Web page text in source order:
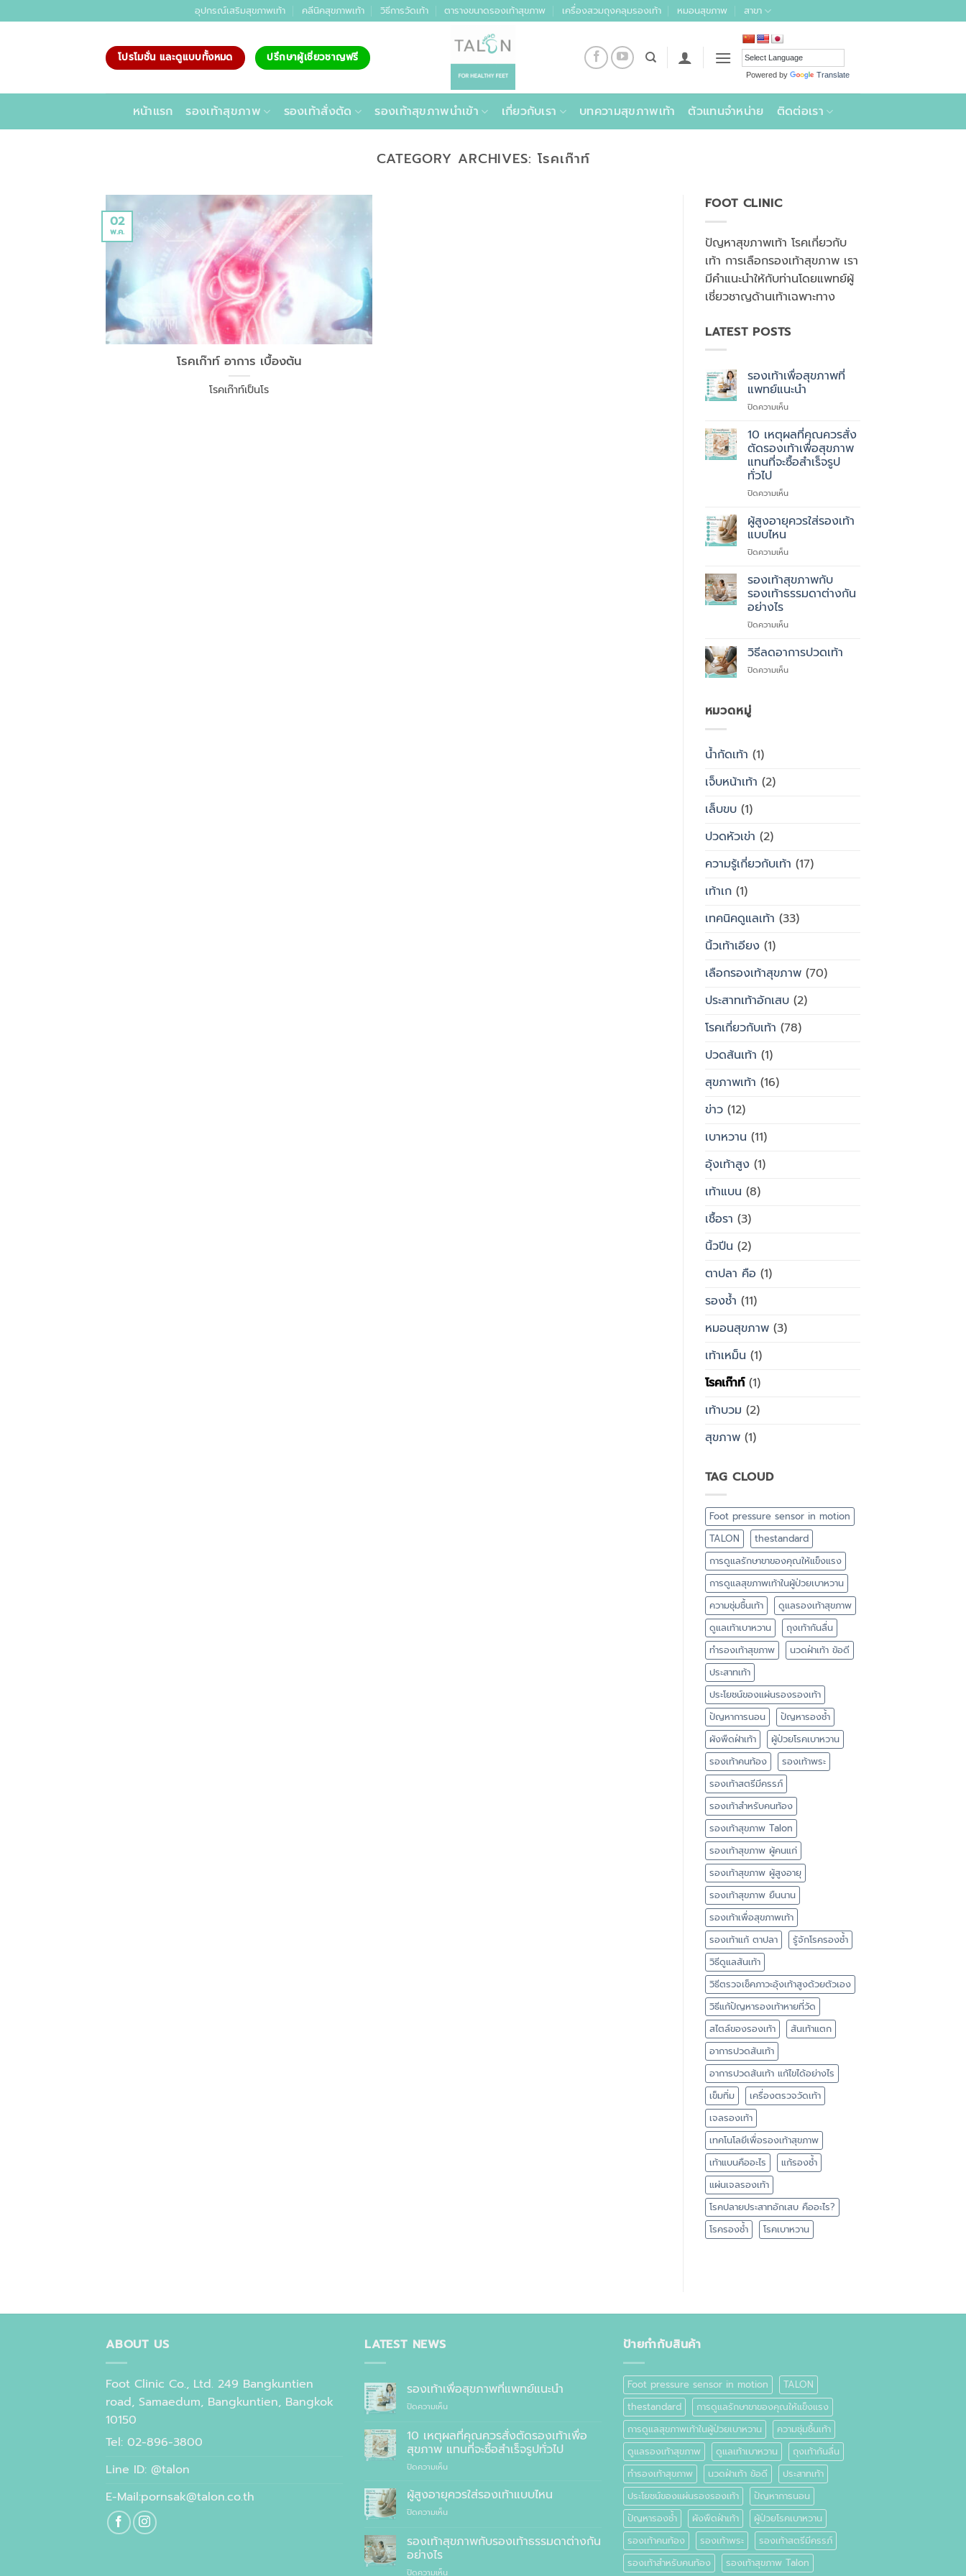
ไป
อุปกรณ์เสริมสุขภาพเท้า คลีนิคสุขภาพเท้า วิธีการวัดเท้า ตารางขนาดรองเท้าสุขภาพ เครื่องสวมถุงคลุมรองเท้า หมอนสุขภาพ สาขา
โปรโมชั่น และดูแบบทั้งหมด ปรึกษาผู้เชี่ยวชาญฟรี
Powered by Translate
หน้าแรก รองเท้าสุขภาพ รองเท้าสั่งตัด รองเท้าสุขภาพนำเข้า เกี่ยวกับเรา บทความสุขภาพเท้า ตัวแทนจำหน่าย ติดต่อเรา
CATEGORY ARCHIVES:โรคเก๊าท์
โรคเก๊าท์ อาการ เบื้องต้น
โรคเก๊าท์เป็นโร
02
พ.ค.
FOOT CLINIC
ปัญหาสุขภาพเท้า โรคเกี่ยวกับ
เท้า การเลือกรองเท้าสุขภาพ เรา
มีคำแนะนำให้กับท่านโดยแพทย์ผู้
เชี่ยวชาญด้านเท้าเฉพาะทาง
LATEST POSTS
รองเท้าเพื่อสุขภาพที่
แพทย์แนะนำ
ปิดความเห็นบน
เพื่อ
สุขภาพ
ที่
แพทย์
10 เหตุผลที่คุณควรสั่ง
ตัดรองเท้าเพื่อสุขภาพ
แทนที่จะซื้อสำเร็จรูป
ทั่วไป
ปิดความเห็นบน
เหตุผล
ที่
ควร
ตัด
รองเท้า
แทนที่
ซื้อ
ทั่วไป
ผู้สูงอายุควรใส่รองเท้า
แบบไหน
ปิดความเห็นบน
สูง
อายุ
ควร
รองเท้า
ไหน
รองเท้าสุขภาพกับ
รองเท้าธรรมดาต่างกัน
อย่างไร
ปิดความเห็นบน
สุขภาพ
รองเท้า
วิธีลดอาการปวดเท้า
ปิดความเห็นบน
หมวดหมู่
น้ำกัดเท้า (1)
เจ็บหน้าเท้า (2)
เล็บขบ(1)
ปวดหัวเข่า (2)
ความรู้เกี่ยวกับเท้า (17)
เท้าเก(1)
เทคนิคดูแลเท้า (33)
นิ้วเท้าเอียง(1)
เลือกรองเท้าสุขภาพ(70)
ประสาทเท้าอักเสบ(2)
โรคเกี่ยวกับเท้า (78)
ปวดส้นเท้า (1)
สุขภาพเท้า (16)
ข่าว(12)
เบาหวาน (11)
อุ้งเท้าสูง(1)
เท้าแบน (8)
เชื้อรา (3)
นิ้วปีน (2)
ตาปลา คือ (1)
รองช้ำ (11)
หมอนสุขภาพ(3)
เท้าเหม็น (1)
โรคเก๊าท์(1)
เท้าบวม (2)
สุขภาพ(1)
TAG CLOUD
Foot pressure sensor in motion
TALON
thestandard
การดูแลรักษาขาของคุณให้แข็งแรง
การดูแลสุขภาพเท้าในผู้ป่วยเบาหวาน
ความชุ่มชื้นเท้า
ดูแลรองเท้าสุขภาพ
ดูแลเท้าเบาหวาน
ถุงเท้ากันลื่น
ทำรองเท้าสุขภาพ
นวดฝ่าเท้า ข้อดี
ประสาทเท้า
ประโยชน์ของแผ่นรองรองเท้า
ปัญหาการนอน
ปัญหารองช้ำ
ผังพืดฝ่าเท้า
ผู้ป่วยโรคเบาหวาน
รองเท้าคนท้อง
รองเท้าพระ
รองเท้าสตรีมีครรภ์
รองเท้าสำหรับคนท้อง
รองเท้าสุขภาพ Talon
รองเท้าสุขภาพ ผู้คนแก่
รองเท้าสุขภาพ ผู้สูงอายุ
รองเท้าสุขภาพ ยืนนาน
รองเท้าเพื่อสุขภาพเท้า
รองเท้าแก้ ตาปลา
รู้จักโรครองช้ำ
วิธีดูแลส้นเท้า
วิธีตรวจเช็คภาวะอุ้งเท้าสูงด้วยตัวเอง
วิธีแก้ปัญหารองเท้าหายที่วัด
สไตล์ของรองเท้า
ส้นเท้าแตก
อาการปวดส้นเท้า
อาการปวดส้นเท้า แก้ไขได้อย่างไร
เข็มทิ่ม
เครื่องตรวจวัดเท้า
เจลรองเท้า
เทคโนโลยีเพื่อรองเท้าสุขภาพ
เท้าแบนคืออะไร
แก้รองช้ำ
แผ่นเจลรองเท้า
โรคปลายประสาทอักเสบ คืออะไร?
โรครองช้ำ
โรคเบาหวาน
ABOUT US
Foot Clinic Co., Ltd. 249 Bangkuntien
road, Samaedum, Bangkuntien, Bangkok
10150
Tel: 02-896-3800
Line ID: @talon
E-Mail:pornsak@talon.co.th
LATEST NEWS
รองเท้าเพื่อสุขภาพที่แพทย์แนะนำ
ปิดความเห็นบน
เพื่อ
สุขภาพ
ที่
แพทย์
10 เหตุผลที่คุณควรสั่งตัดรองเท้าเพื่อ
สุขภาพ แทนที่จะซื้อสำเร็จรูปทั่วไป
ปิดความเห็นบน
เหตุผล
คุณ
สั่ง
ตัด
ผู้สูงอายุควรใส่รองเท้าแบบไหน
ปิดความเห็นบน
สูง
อายุ
ใส่
รองเท้าสุขภาพกับรองเท้าธรรมดาต่างกัน
อย่างไร
ปิดความเห็นบน
ป้ายกำกับสินค้า
Foot pressure sensor in motion
TALON
thestandard
การดูแลรักษาขาของคุณให้แข็งแรง
การดูแลสุขภาพเท้าในผู้ป่วยเบาหวาน
ความชุ่มชื้นเท้า
ดูแลรองเท้าสุขภาพ
ดูแลเท้าเบาหวาน
ถุงเท้ากันลื่น
ทำรองเท้าสุขภาพ
นวดฝ่าเท้า ข้อดี
ประสาทเท้า
ประโยชน์ของแผ่นรองรองเท้า
ปัญหาการนอน
ปัญหารองช้ำ
ผังพืดฝ่าเท้า
ผู้ป่วยโรคเบาหวาน
รองเท้าคนท้อง
รองเท้าพระ
รองเท้าสตรีมีครรภ์
รองเท้าสำหรับคนท้อง
รองเท้าสุขภาพ Talon